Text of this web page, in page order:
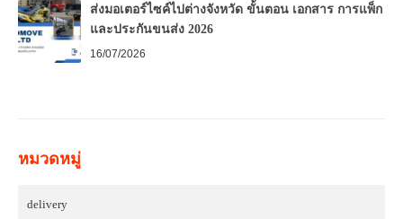
ส่งมอเตอร์ไซค์ไปต่างจังหวัด ขั้นตอน เอกสาร การแพ็ก
และประกันขนส่ง 2026
16/07/2026
หมวดหมู่
delivery